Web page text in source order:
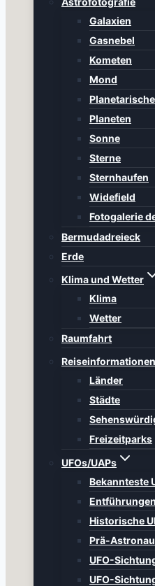
Galaxien
Gasnebel
Kometen
Mond
Planeten
Sonne
Sterne
Sternhaufen
Widefield
Fotogalerie
Bermudadreieck
Erde
Klima und Wetter
Klima
Wetter
Raumfahrt
Reiseinformationen
Länder
Städte
Freizeitparks
UFOs/UAPs
Bekannteste
Entführungen
Historische
Prä-
UFO-
UFO-